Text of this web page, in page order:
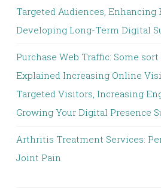
Targeted Audiences, Enhancing
Developing Long-Term Digital
Purchase Web Traffic: Some
Explained Increasing Online
Targeted Visitors, Increasing
Growing Your Digital Presence
Arthritis Treatment Services:
Joint Pain